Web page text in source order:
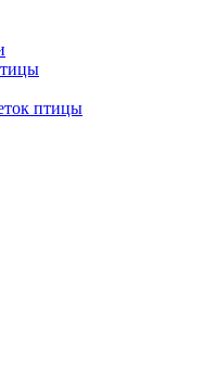
птицы